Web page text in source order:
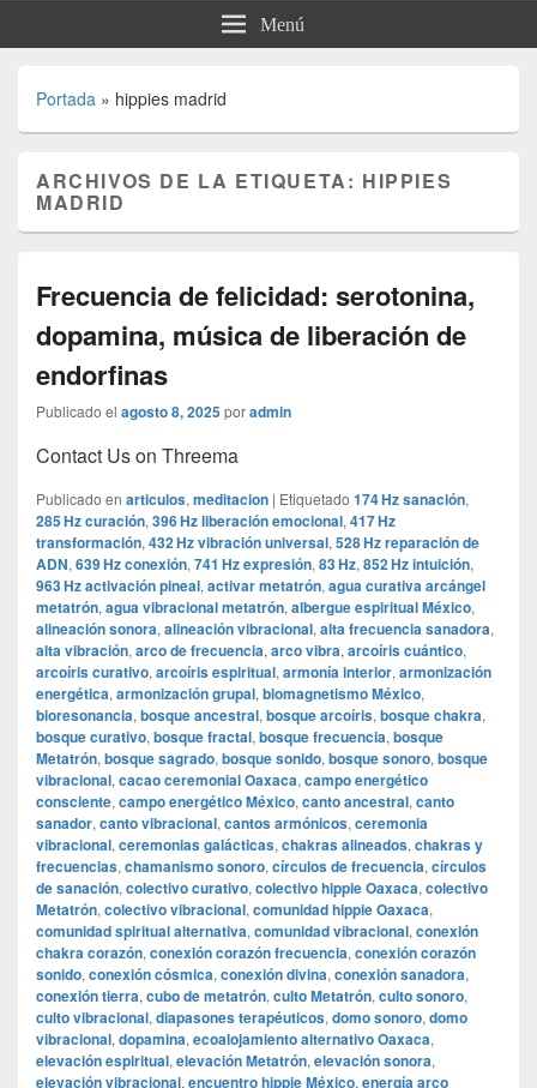
Menú
Portada » hippies madrid
ARCHIVOS DE LA ETIQUETA: HIPPIES
MADRID
Frecuencia de felicidad: serotonina,
dopamina, música de liberación de
endorfinas
Publicado el agosto 8, 2025poradmin
Contact Us on Threema
Publicado en articulos, meditacion | Etiquetado 174 Hz sanación,
285 Hz curación, 396 Hz liberación emocional, 417 Hz
transformación, 432 Hz vibración universal, 528 Hz reparación de
ADN, 639 Hz conexión, 741 Hz expresión, 83 Hz, 852 Hz intuición,
963 Hz activación pineal, activar metatrón, agua curativa arcángel
metatrón, agua vibracional metatrón, albergue espiritual México,
alineación sonora, alineación vibracional, alta frecuencia sanadora,
alta vibración, arco de frecuencia, arco vibra, arcoíris cuántico,
arcoíris curativo, arcoíris espiritual, armonía interior, armonización
energética, armonización grupal, biomagnetismo México,
bioresonancia, bosque ancestral, bosque arcoíris, bosque chakra,
bosque curativo, bosque fractal, bosque frecuencia, bosque
Metatrón, bosque sagrado, bosque sonido, bosque sonoro, bosque
vibracional, cacao ceremonial Oaxaca, campo energético
consciente, campo energético México, canto ancestral, canto
sanador, canto vibracional, cantos armónicos, ceremonia
vibracional, ceremonias galácticas, chakras alineados, chakras y
frecuencias, chamanismo sonoro, círculos de frecuencia, círculos
de sanación, colectivo curativo, colectivo hippie Oaxaca, colectivo
Metatrón, colectivo vibracional, comunidad hippie Oaxaca,
comunidad spiritual alternativa, comunidad vibracional, conexión
chakra corazón, conexión corazón frecuencia, conexión corazón
sonido, conexión cósmica, conexión divina, conexión sanadora,
conexión tierra, cubo de metatrón, culto Metatrón, culto sonoro,
culto vibracional, diapasones terapéuticos, domo sonoro, domo
vibracional, dopamina, ecoalojamiento alternativo Oaxaca,
elevación espiritual, elevación Metatrón, elevación sonora,
elevación vibracional, encuentro hippie México, energía arco